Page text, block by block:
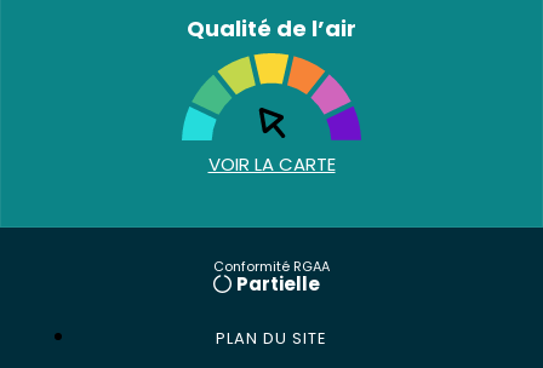
Qualité de l’air
VOIR LA CARTE
Conformité RGAA
Partielle
PLAN DU SITE